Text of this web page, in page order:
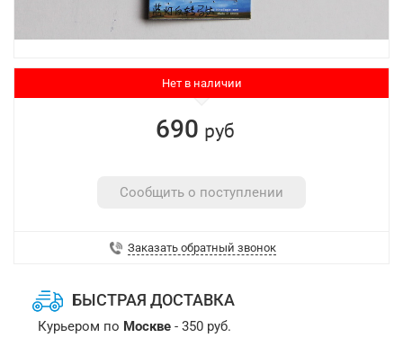
Нет в наличии
690 руб
Сообщить о поступлении
Заказать обратный звонок
БЫСТРАЯ ДОСТАВКА
Курьером по Москве- 350 руб.